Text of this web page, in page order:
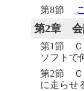
第8節
第2章
第1節 Ｃ
ソフトで
第2節 Ｃ
に走らせ